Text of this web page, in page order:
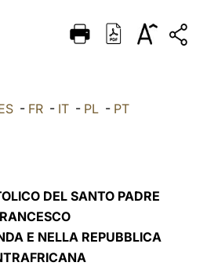
ITALIANO
LATINE
- FR - IT - PL - PT
DEL SANTO PADRE
E NELLA REPUBBLICA